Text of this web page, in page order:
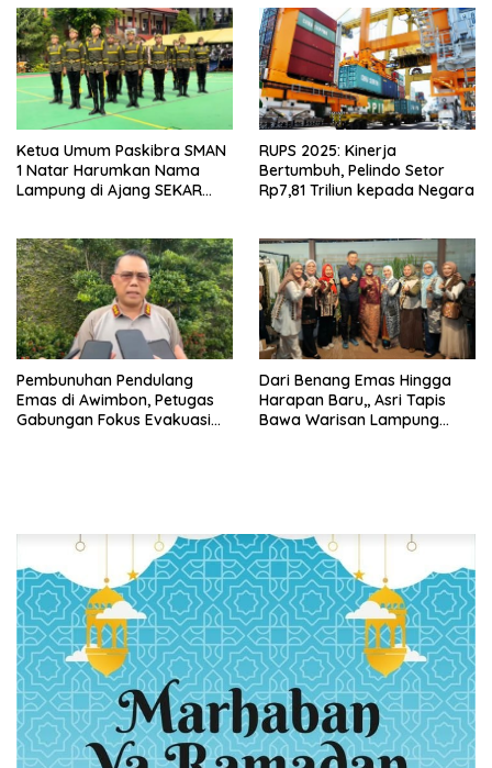
Ketua Umum Paskibra SMAN
1 Natar Harumkan Nama
Lampung di Ajang SEKAR
RUPS 2025: Kinerja
Bertumbuh, Pelindo Setor
Rp7,81 Triliun kepada Negara
Pembunuhan Pendulang
Emas di Awimbon, Petugas
Gabungan Fokus Evakuasi
Dari Benang Emas Hingga
Harapan Baru,, Asri Tapis
Bawa Warisan Lampung